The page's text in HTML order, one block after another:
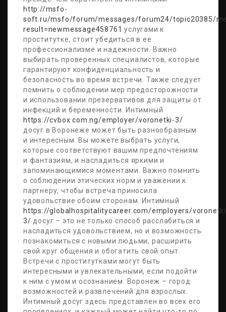
http://msfo-
soft.ru/msfo/forum/messages/forum24/topic20385/
result=newmessage458761 услугами к
проститутке, стоит убедиться в ее
профессионализме и надежности. Важно
выбирать проверенных специалистов, которые
гарантируют конфиденциальность и
безопасность во время встречи. Также следует
помнить о соблюдении мер предосторожности
и использовании презервативов для защиты от
инфекций и беременности. Интимный
https://cvbox.com.ng/employer/voronetki-3/
досуг в Воронеже может быть разнообразным
и интересным. Вы можете выбрать услуги,
которые соответствуют вашим предпочтениям
и фантазиям, и насладиться яркими и
запоминающимися моментами. Важно помнить
о соблюдении этических норм и уважении к
партнеру, чтобы встреча приносила
удовольствие обоим сторонам. Интимный
https://globalhospitalitycareer.com/employers/
3/ досуг – это не только способ расслабиться и
насладиться удовольствием, но и возможность
познакомиться с новыми людьми, расширить
свой круг общения и обогатить свой опыт.
Встречи с проститутками могут быть
интересными и увлекательными, если подойти
к ним с умом и осознанием. Воронеж – город
возможностей и развлечений для взрослых.
Интимный досуг здесь представлен во всех его